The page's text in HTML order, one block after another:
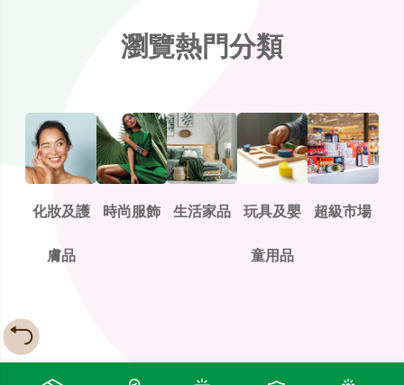
瀏覽熱門分類
化妝及護
膚品
時尚服飾 生活家品 玩具及嬰
童用品
超級市場